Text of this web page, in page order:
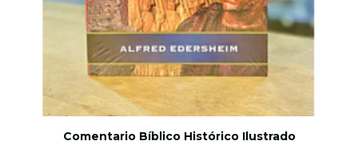
Comentario Bíblico Histórico Ilustrado